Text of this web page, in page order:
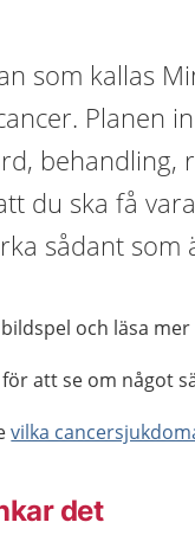
som kallas
Planen
behandling,
du ska få
sådant som
och läsa
att se om något
vilka
det